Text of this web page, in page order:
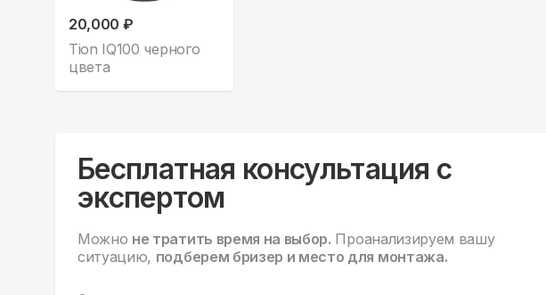
20,000 ₽
Tion IQ100 черного
цвета
Бесплатная консультация с
экспертом
Можно не тратить время на выбор. Проанализируем вашу
ситуацию, подберем бризер и место для монтажа.